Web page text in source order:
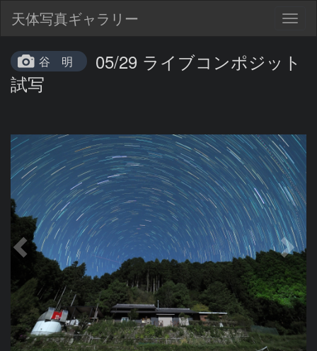
天体写真ギャラリー
谷 明
05/29 ライブコンポジット
試写